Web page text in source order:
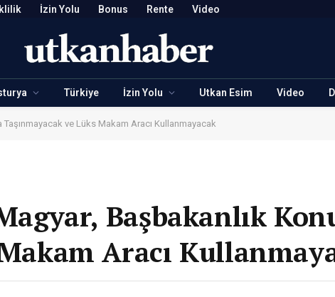
İzin Yolu Bonus Rente Video
Türkiye İzin Yolu Utkan Esim Video
ve Lüks Makam Aracı Kullanmayacak
Başbakanlık
Aracı